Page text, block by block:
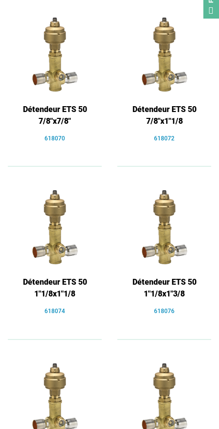
Détendeur ETS 50
7/8"x7/8"
618070
Détendeur ETS 50
7/8"x1"1/8
618072
Détendeur ETS 50
1"1/8x1"1/8
618074
Détendeur ETS 50
1"1/8x1"3/8
618076